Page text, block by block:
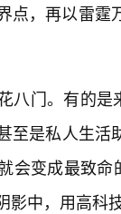
点，再以雷霆
八门。有的是
至是私人生
会变成最致
影中，用高科